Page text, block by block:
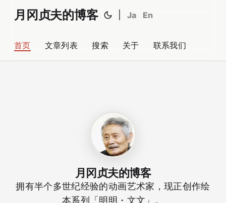
月冈贞夫的博客 Ja En
首页 文章列表 搜索 关于 联系我们
月冈贞夫的博客
拥有半个多世纪经验的动画艺术家，现正创作绘
本系列「明明・文文」。